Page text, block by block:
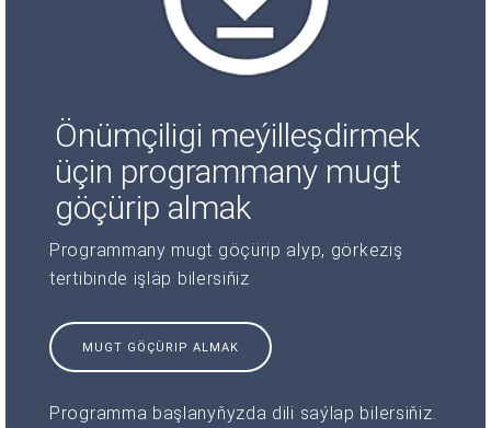
Önümçiligi meýilleşdirmek
üçin programmany mugt
göçürip almak
Programmany mugt göçürip alyp, görkeziş
tertibinde işläp bilersiňiz
MUGT GÖÇÜRIP ALMAK
Programma başlanyňyzda dili saýlap bilersiňiz.